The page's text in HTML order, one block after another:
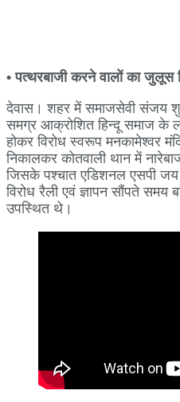
• पत्थरबाजी करने वालों का जुलूस
देवास। शहर में समाजसेवी संजय
समग्र आक्रोशित हिन्दू समाज के
होकर विरोध स्वरूप मनकामेश्वर
निकालकर कोतवाली थान में
जिसके पश्चात एडिशनल एसपी जय
विरोध रैली एवं ज्ञापन सौंपते
उपस्थित थे।